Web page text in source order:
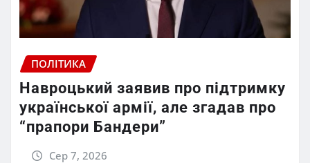
ПОЛІТИКА
Навроцький заявив про підтримку
української армії, але згадав про
“прапори Бандери”
Сер 7, 2026